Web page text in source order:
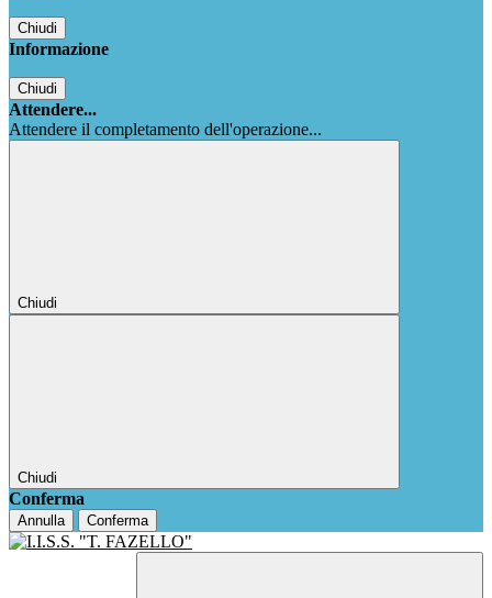
Chiudi
Informazione
Chiudi
Attendere...
Attendere il completamento dell'operazione...
Chiudi
Chiudi
Conferma
Annulla Conferma